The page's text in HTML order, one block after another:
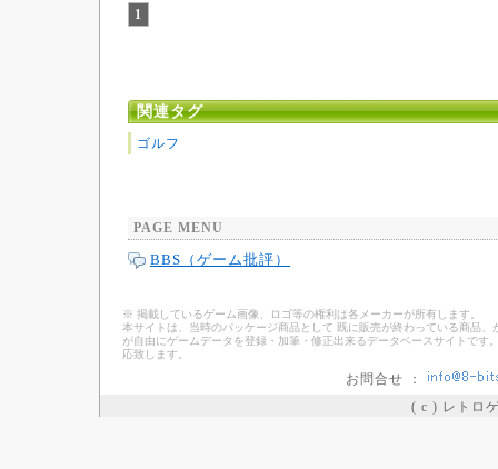
1
関連タグ
ゴルフ
PAGE MENU
BBS（ゲーム批評）
※ 掲載しているゲーム画像、ロゴ等の権利は各メーカーが所有します。
本サイトは、当時のパッケージ商品として 既に販売が終わっている商品
が自由にゲームデータを登録・加筆・修正出来るデータベースサイトで
応致します。
お問合せ ：
( c ) レトロ